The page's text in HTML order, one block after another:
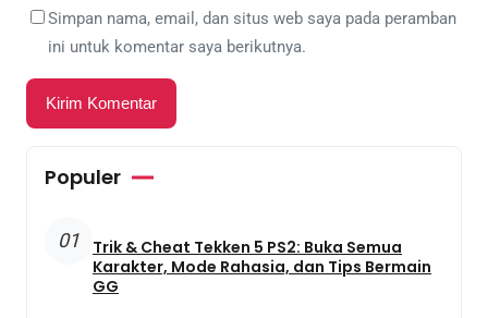
Simpan nama, email, dan situs web saya pada peramban
ini untuk komentar saya berikutnya.
Populer
01
Trik & Cheat Tekken 5 PS2: Buka Semua
Karakter, Mode Rahasia, dan Tips Bermain
GG